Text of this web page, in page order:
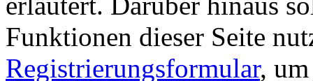
Funktionen dieser Seite
Registrierungsformular,